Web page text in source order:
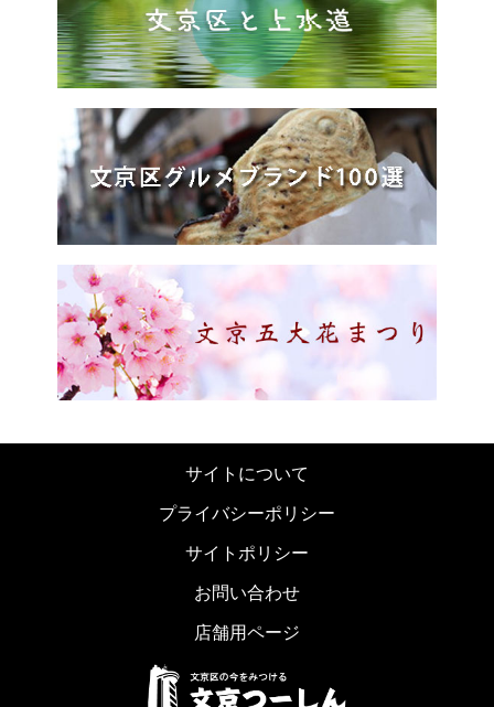
サイトについて
プライバシーポリシー
サイトポリシー
お問い合わせ
店舗用ページ